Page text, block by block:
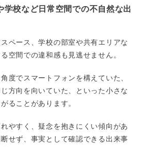
校など日常空間での不自然な出
ペース、学校の部室や共有エリアな
空間での違和感も見逃せません。
度でスマートフォンを構えていた、
方向を向いていた、といった小さな
ることがあります。
やすく、疑念を抱きにくい傾向があ
せず、事実として確認できる出来事